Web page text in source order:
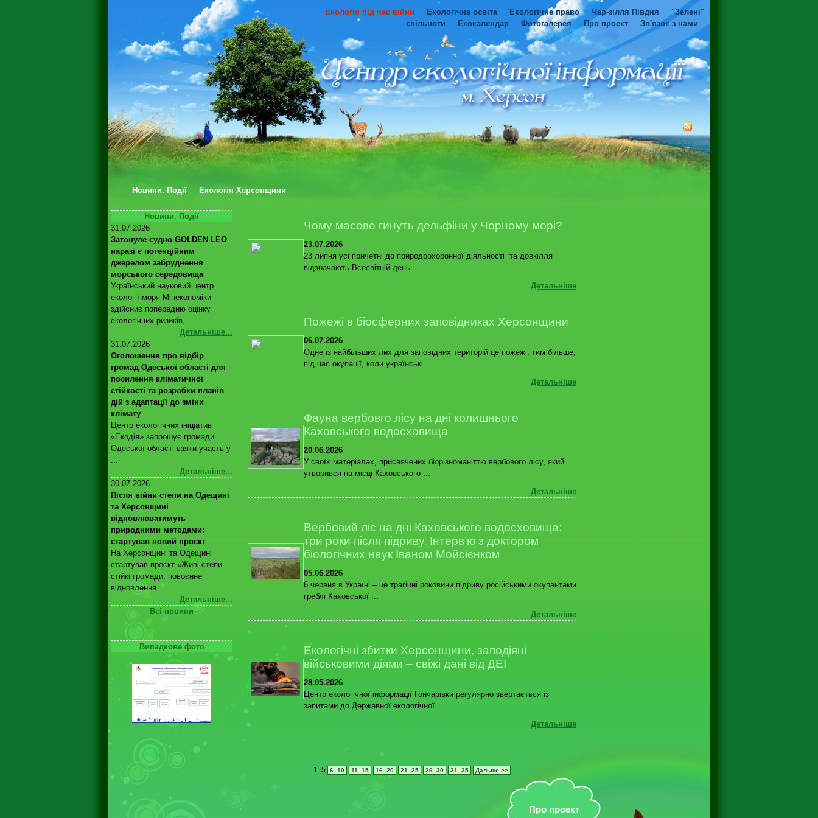
Екологія під час війни Екологічна освіта Екологічне право Чар-зілля Півдня
"Зелені"
спільноти
Екокалендар Фотогалерея Про проект Зв'язок з нами
Новини. Події Екологія Херсонщини
Новини. Події
31.07.2026
Затонуле судно GOLDEN LEO
наразі є потенційним
джерелом забруднення
морського середовища
Український науковий центр
екології моря Мінекономіки
здійснив попередню оцінку
екологічних ризиків, ...
Детальніше...
31.07.2026
Оголошення про відбір
громад Одеської області для
посилення кліматичної
стійкості та розробки планів
дій з адаптації до зміни
клімату
Центр екологічних ініціатив
«Екодія» запрошує громади
Одеської області взяти участь у
...
Детальніше...
30.07.2026
Після війни степи на Одещині
та Херсонщині
відновлюватимуть
природними методами:
стартував новий проєкт
На Херсонщині та Одещині
стартував проєкт «Живі степи –
стійкі громади: повоєнне
відновлення ...
Детальніше...
Всі новини
Випадкове фото
Чому масово гинуть дельфіни у Чорному морі?
23.07.2026
23 липня усі причетні до природоохоронної діяльності та довкілля
відзначають Всесвітній день ...
Детальніше
Пожежі в біосферних заповідниках Херсонщини
06.07.2026
Одне із найбільших лих для заповідних територій це пожежі, тим більше,
під час окупації, коли українські ...
Детальніше
Фауна вербовго лісу на дні колишнього
Каховського водосховища
20.06.2026
У своїх матеріалах, присвячених біорізноманіттю вербового лісу, який
утворився на місці Каховського ...
Детальніше
Вербовий ліс на дні Каховського водосховища:
три роки після підриву. Інтерв’ю з доктором
біологічних наук Іваном Мойсієнком
05.06.2026
6 червня в Україні – це трагічні роковини підриву російськими окупантами
греблі Каховської ...
Детальніше
Екологічні збитки Херсонщини, заподіяні
військовими діями – свіжі дані від ДЕІ
28.05.2026
Центр екологічної інформації Гончарівки регулярно звертається із
запитами до Державної екологічної ...
Детальніше
1..5 6..10 11..15 16..20 21..25 26..30 31..35 Дальше >>
Про проект